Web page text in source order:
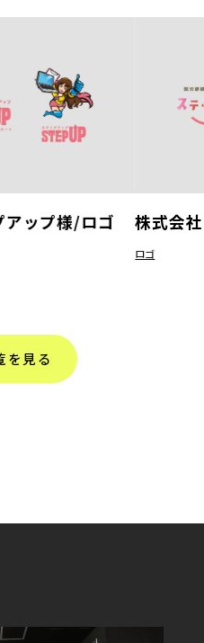
アップ様/ロゴ 株式会
ロゴ
を見る